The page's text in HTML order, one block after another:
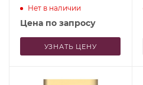
Нет в наличии
Цена по запросу
УЗНАТЬ ЦЕНУ